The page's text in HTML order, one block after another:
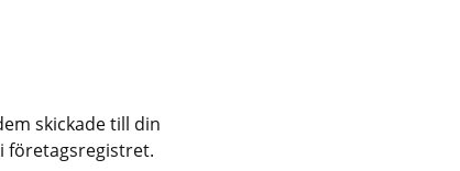
skickade till din
företagsregistret.